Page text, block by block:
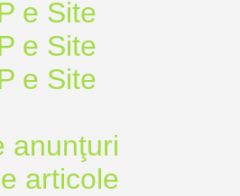
e Site
e Site
e Site
anunţuri
articole